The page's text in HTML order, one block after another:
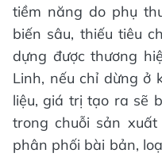
tiềm năng do phụ
biến sâu, thiếu tiêu
dựng được thương
Linh, nếu chỉ dừng ở
liệu, giá trị tạo ra sẽ
trong chuỗi sản
phân phối bài bản,